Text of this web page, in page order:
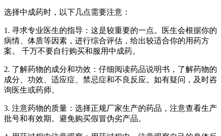
选择中成药时，以下几点需要注意：
1. 寻求专业医生的指导：这是较重要的一点。医生会根据你的
病情、体质等因素，进行综合评估，给出较适合你的用药方
案。 千万不要自行购买和服用中成药。
2. 了解药物的成分和功效：仔细阅读药品说明书，了解药物的
成分、功效、适应症、禁忌症和不良反应。如有疑问，及时咨
询医生或药师。
3. 注意药物的质量：选择正规厂家生产的药品，注意查看生产
批号和有效期。避免购买假冒伪劣产品。